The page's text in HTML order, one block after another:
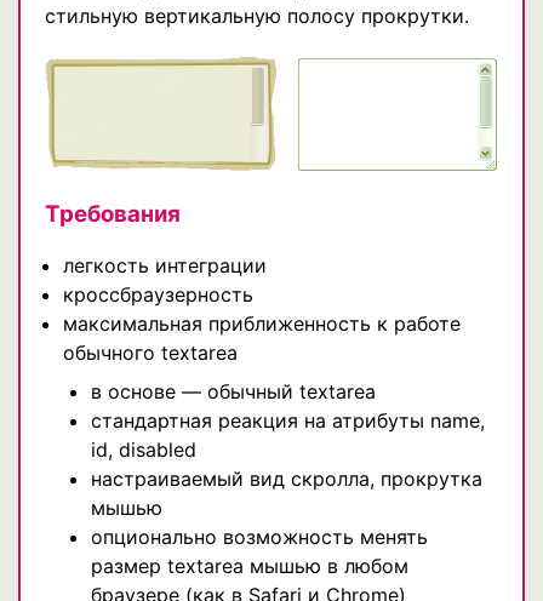
стильную вертикальную полосу прокрутки.
Требования
легкость интеграции
кроссбраузерность
максимальная приближенность к работе
обычного textarea
в основе — обычный textarea
стандартная реакция на атрибуты name,
id, disabled
настраиваемый вид скролла, прокрутка
мышью
опционально возможность менять
размер textarea мышью в любом
браузере (как в Safari и Chrome)